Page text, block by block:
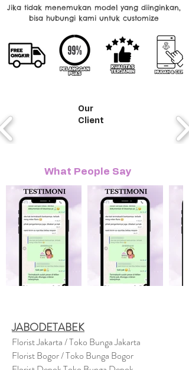
Jika tidak menemukan model yang diinginkan,
bisa hubungi kami untuk customize
Our
Client
What People Say
JABODETABEK
Florist Jakarta / Toko Bunga Jakarta
Florist Bogor / Toko Bunga Bogor